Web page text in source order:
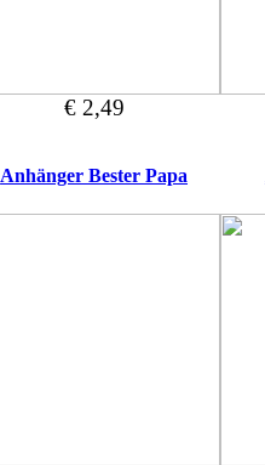
€ 2,49
Anhänger Bester Papa